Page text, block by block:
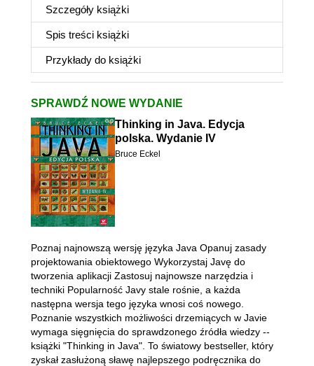
Szczegóły książki
Spis treści książki
Przykłady do książki
SPRAWDŹ NOWE WYDANIE
Thinking in Java. Edycja
polska. Wydanie IV
Bruce Eckel
Poznaj najnowszą wersję języka Java Opanuj zasady
projektowania obiektowego Wykorzystaj Javę do
tworzenia aplikacji Zastosuj najnowsze narzędzia i
techniki Popularność Javy stale rośnie, a każda
następna wersja tego języka wnosi coś nowego.
Poznanie wszystkich możliwości drzemiących w Javie
wymaga sięgnięcia do sprawdzonego źródła wiedzy --
książki "Thinking in Java". To światowy bestseller, który
zyskał zasłużoną sławę najlepszego podręcznika do